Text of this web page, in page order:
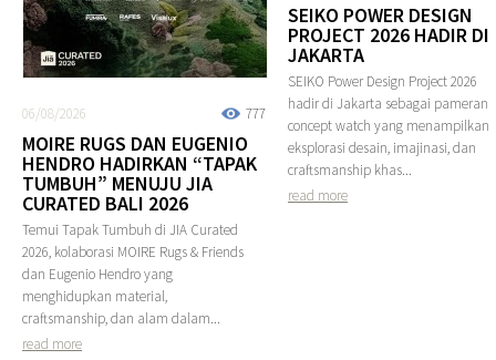
777
06/08/2026
MOIRE RUGS DAN EUGENIO
HENDRO HADIRKAN “TAPAK
TUMBUH” MENUJU JIA
CURATED BALI 2026
Temui Tapak Tumbuh di JIA Curated
2026, kolaborasi MOIRE Rugs & Friends
dan Eugenio Hendro yang
menghidupkan material,
craftsmanship, dan alam dalam...
read more
SEIKO POWER DESIGN
PROJECT 2026 HADIR DI
JAKARTA
SEIKO Power Design Project 2026
hadir di Jakarta sebagai pameran
concept watch yang menampilkan
eksplorasi desain, imajinasi, dan
craftsmanship khas...
read more